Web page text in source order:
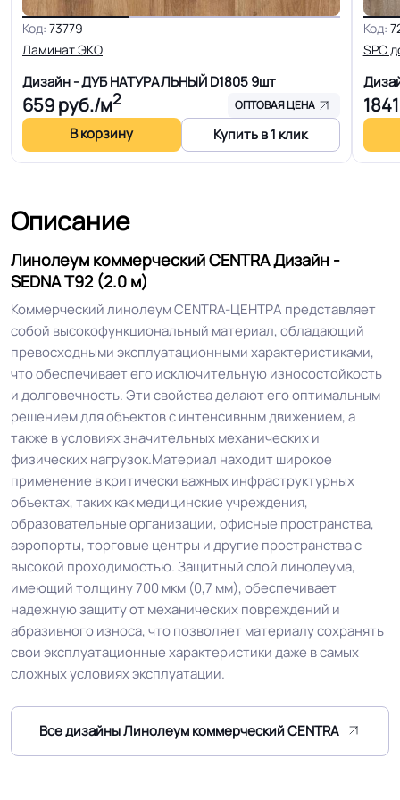
Область применения
Для дома, Для кабинета, Для
гостинной, Для кухни, Для
коридора, Для офиса, Для
переговорной комнаты, Для
больницы, Для детских садов, Для
холла больниц, Для коридора и
класса школ, Для кабинетов цеха,
Для оптовой продажи, Для склада,
толщин
+-10% мм
Класс горючести
КМ 2 по ФЗ 123 от 22.07.2008г, где
В2, Д2, Т2, РП1
Класс 34/43 кл.
Группа истираемости Группа Т
Устойчивость к химии Отличная
Особенности
коллекции
Высокая износостойкость
Защитный слой 0.7 мм (700) мкм
Допуск изменения
рабочего слоя
+-10% мкм
Доп. защита рабочего
слоя
Код: 73779
Ламинат ЭКО
Дизайн - ДУБ НАТУРАЛЬНЫЙ D18059шт
659руб./м2 ОПТОВАЯ ЦЕНА
В корзину Купить в 1 клик
Код:
SPC
1841
Описание
Линолеум коммерческий CENTRA Дизайн -
SEDNA T92 (2.0 м)
Коммерческий линолеум CENTRA-ЦЕНТРА представляет
собой высокофункциональный материал, обладающий
превосходными эксплуатационными характеристиками,
что обеспечивает его исключительную износостойкость
и долговечность. Эти свойства делают его оптимальным
решением для объектов с интенсивным движением, а
также в условиях значительных механических и
физических нагрузок.Материал находит широкое
применение в критически важных инфраструктурных
объектах, таких как медицинские учреждения,
образовательные организации, офисные пространства,
аэропорты, торговые центры и другие пространства с
высокой проходимостью. Защитный слой линолеума,
имеющий толщину 700 мкм (0,7 мм), обеспечивает
надежную защиту от механических повреждений и
абразивного износа, что позволяет материалу сохранять
свои эксплуатационные характеристики даже в самых
сложных условиях эксплуатации.
Все дизайны Линолеум коммерческий CENTRA